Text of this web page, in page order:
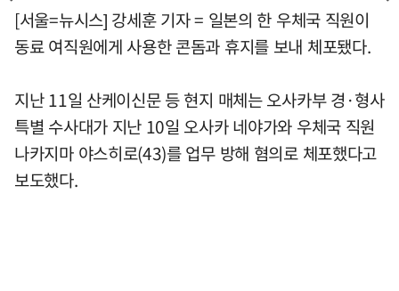
[서울=뉴시스] 강세훈 기자 = 일본의 한 우체국 직원이
동료 여직원에게 사용한 콘돔과 휴지를 보내 체포됐다.
지난 11일 산케이신문 등 현지 매체는 오사카부 경·형사
특별 수사대가 지난 10일 오사카 네야가와 우체국 직원
나카지마 야스히로(43)를 업무 방해 혐의로 체포했다고
보도했다.